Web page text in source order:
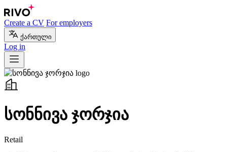
Create a CV For employers
ქართული
Log in
სონნივა ჯორჯია
Retail